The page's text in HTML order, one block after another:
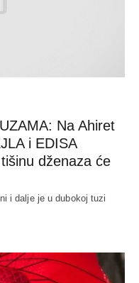
Na Ahiret
i EDISA
dženaza će
i dalje je u dubokoj tuzi